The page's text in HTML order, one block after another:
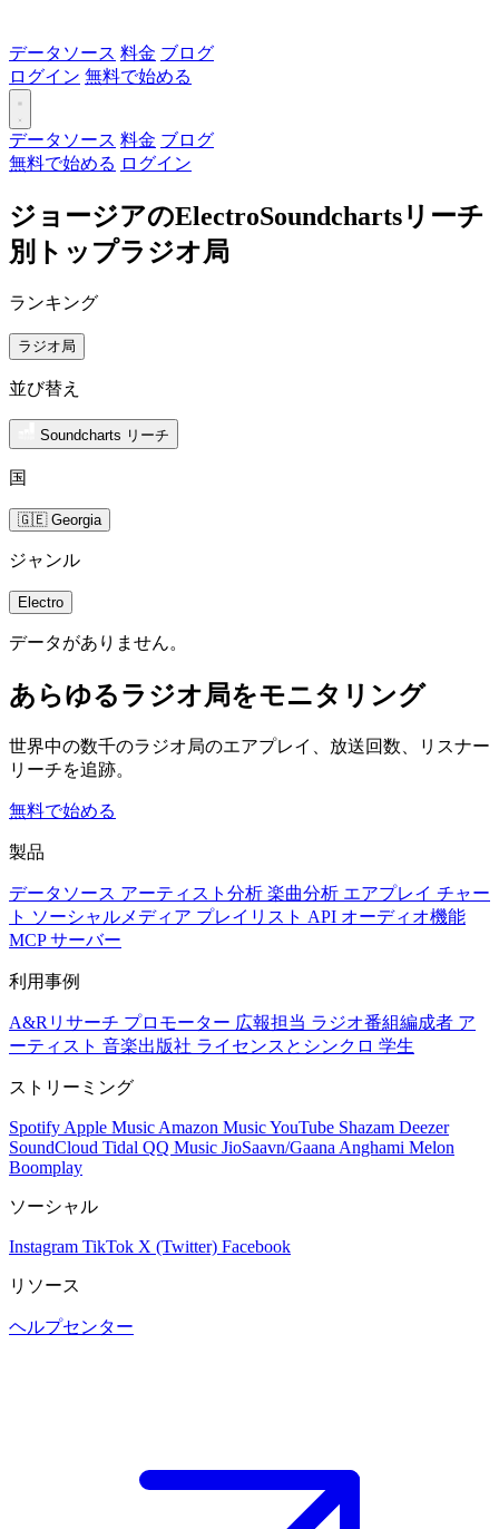
データソース 料金 ブログ
ログイン 無料で始める
データソース 料金 ブログ
無料で始める ログイン
ジョージアのElectroSoundchartsリーチ
別トップラジオ局
ランキング
ラジオ局
並び替え
Soundcharts リーチ
国
🇬🇪 Georgia
ジャンル
Electro
データがありません。
あらゆるラジオ局をモニタリング
世界中の数千のラジオ局のエアプレイ、放送回数、リスナー
リーチを追跡。
無料で始める
製品
データソース アーティスト分析 楽曲分析 エアプレイ チャー
ト ソーシャルメディア プレイリスト API オーディオ機能
MCP サーバー
利用事例
A&Rリサーチ プロモーター 広報担当 ラジオ番組編成者 ア
ーティスト 音楽出版社 ライセンスとシンクロ 学生
ストリーミング
Spotify Apple Music Amazon MusicYouTube Shazam Deezer
SoundCloud Tidal QQ Music JioSaavn/Gaana Anghami Melon
Boomplay
ソーシャル
Instagram TikTok X (Twitter) Facebook
リソース
ヘルプセンター